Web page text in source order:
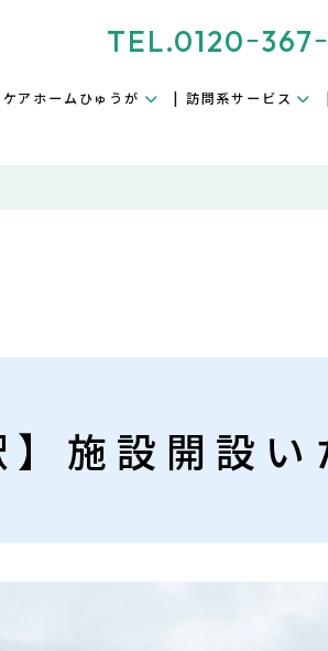
TEL.0120ｰ367
アホームひゅうが 訪問系サービス
施設開設い